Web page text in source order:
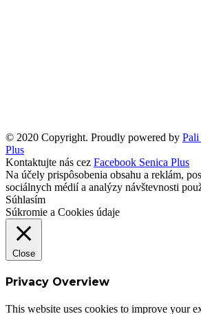
© 2020 Copyright. Proudly powered by
Plus
Kontaktujte nás cez Facebook Senica Plus
Na účely prispôsobenia obsahu a reklám,
sociálnych médií a analýzy návštevnosti
Súhlasím
Súkromie a Cookies údaje
Close
Privacy Overview
This website uses cookies to improve your